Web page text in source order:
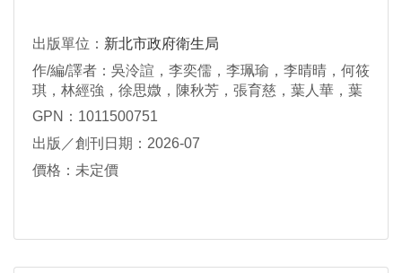
出版單位： 新北市政府衛生局
作/編/譯者：吳泠諠，李奕儒，李珮瑜，李晴晴，何筱
琪，林經強，徐思媺，陳秋芳，張育慈，葉人華，葉
舒嫻，趙蒨萍，鄭蓓茹，劉柏廷，盧鈺茹，藍天祺，
GPN：1011500751
出版／創刊日期：2026-07
價格：未定價